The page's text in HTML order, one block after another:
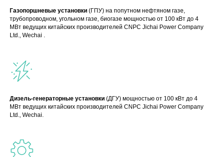
Газопоршневые установки (ГПУ) на попутном нефтяном газе,
трубопроводном, угольном газе, биогазе мощностью от 100 кВт до 4
МВт ведущих китайских производителей CNPC Jichai Power Company
Ltd., Wechai .
Дизель-генераторные установки (ДГУ) мощностью от 100 кВт до 4
МВт ведущих китайских производителей CNPC Jichai Power Company
Ltd., Wechai.